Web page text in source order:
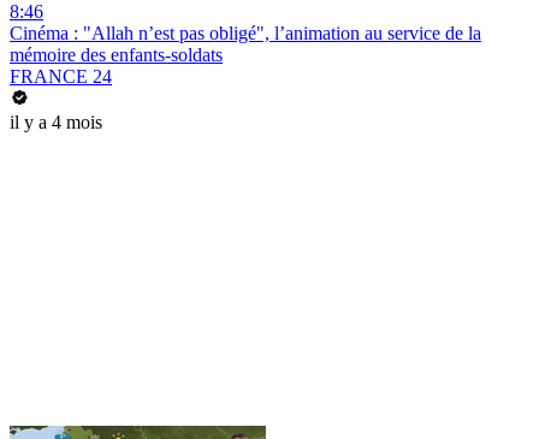
8:46
Cinéma : "Allah n’est pas obligé", l’animation au service de la
mémoire des enfants-soldats
FRANCE 24
il y a 4 mois